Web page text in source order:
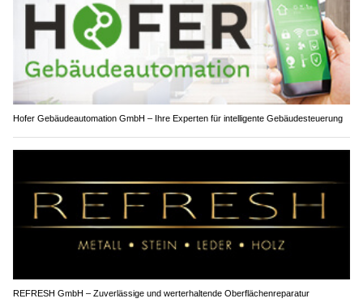
Hofer Gebäudeautomation GmbH – Ihre Experten für intelligente Gebäudesteuerung
REFRESH GmbH – Zuverlässige und werterhaltende Oberflächenreparatur